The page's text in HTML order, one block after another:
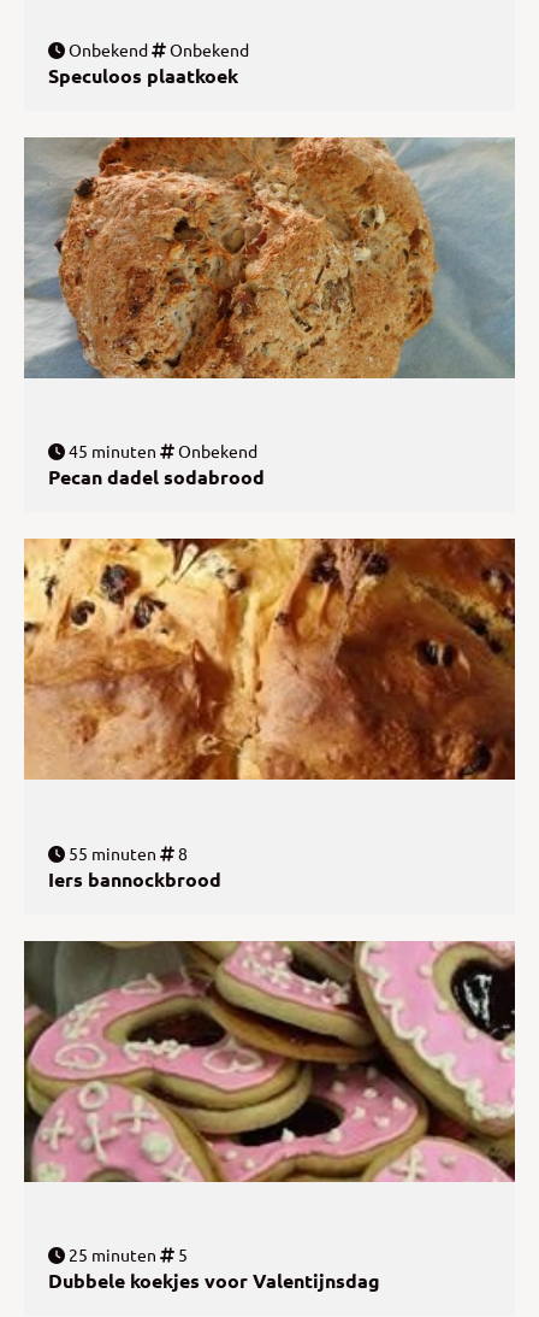
Onbekend Onbekend
Speculoos plaatkoek
45 minuten Onbekend
Pecan dadel sodabrood
55 minuten 8
Iers bannockbrood
25 minuten 5
Dubbele koekjes voor Valentijnsdag